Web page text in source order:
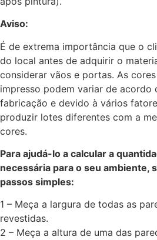
Aviso:
É de extrema importância que o
do local antes de adquirir o
considerar vãos e portas. As
impresso podem variar de acordo
fabricação e devido à vários
produzir lotes diferentes com a
cores.
Para ajudá-lo a calcular a
necessária para o seu ambiente,
passos simples:
1 – Meça a largura de todas as
revestidas.
2 – Meça a altura de uma das